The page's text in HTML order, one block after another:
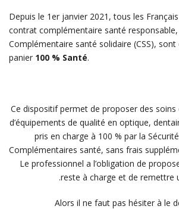
Depuis le 1er janvier 2021, tous les
contrat complémentaire santé
Complémentaire santé solidaire (CSS), sont
panier 100 % Santé.
Ce dispositif permet de proposer des
d’équipements de qualité en optique,
pris en charge à 100 % par la
Complémentaires santé, sans frais
Le professionnel a l’obligation de
reste à charge et de remettre
Alors il ne faut pas hésiter à le